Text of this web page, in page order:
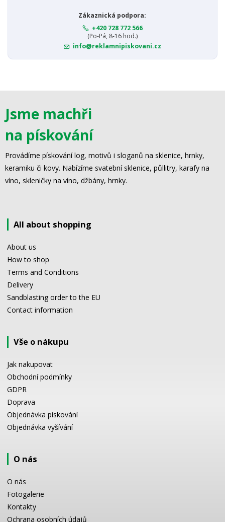
Zákaznická podpora:
+420 728 772 566
(Po-Pá, 8-16 hod.)
info@reklamnipiskovani.cz
Jsme machři
na pískování
Provádíme pískování log, motivů i sloganů na sklenice, hrnky,
keramiku či kovy. Nabízíme svatební sklenice, půllitry, karafy na
víno, skleničky na víno, džbány, hrnky.
All about shopping
About us
How to shop
Terms and Conditions
Delivery
Sandblasting order to the EU
Contact information
Vše o nákupu
Jak nakupovat
Obchodní podmínky
GDPR
Doprava
Objednávka pískování
Objednávka vyšívání
O nás
O nás
Fotogalerie
Kontakty
Ochrana osobních údajů